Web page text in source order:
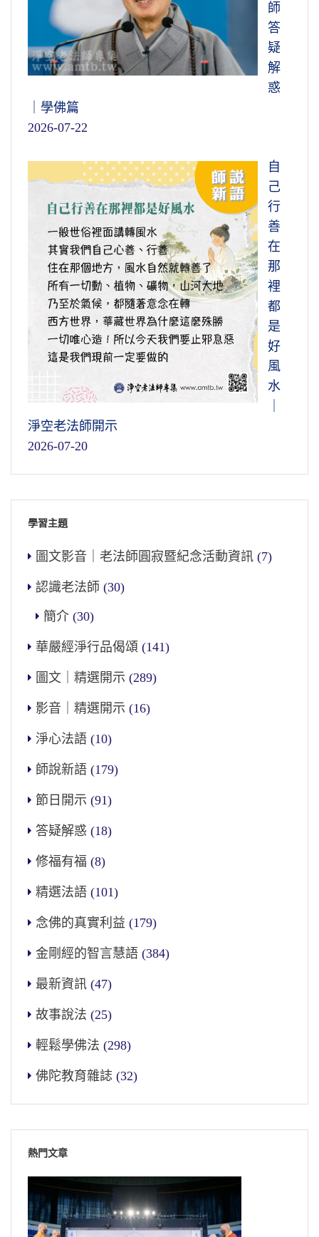
師
答
疑
解
惑
｜學佛篇
2026-07-22
自
己
行
善
在
那
裡
都
是
好
風
水
淨空老法師開示
2026-07-20
學習主題
圖文影音｜老法師圓寂暨紀念活動資訊 (7)
認識老法師 (30)
簡介 (30)
華嚴經淨行品偈頌 (141)
圖文｜精選開示 (289)
影音｜精選開示 (16)
淨心法語 (10)
師說新語 (179)
節日開示 (91)
答疑解惑 (18)
修福有福 (8)
精選法語 (101)
念佛的真實利益 (179)
金剛經的智言慧語 (384)
最新資訊 (47)
故事說法 (25)
輕鬆學佛法 (298)
佛陀教育雜誌 (32)
熱門文章